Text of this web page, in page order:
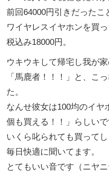
前回64000円引きだったこ
ワイヤレスイヤホンを買っ
税込み18000円。
ウキウキして帰宅し我が
「馬鹿者！！！」と、こ
た。
なんせ彼女は100均のイヤ
個も買える！！」らしいで
いくら叱られても買って
毎日快適に聞いてます。
とてもいい音です（ニヤ